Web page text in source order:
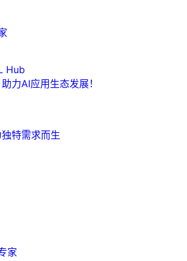
Hub
力AI应用生态发展！
特需求而生
家